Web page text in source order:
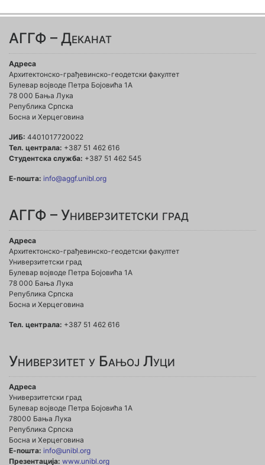
АГГФ – Деканат
Адреса
Архитектонско-грађевинско-геодетски факултет
Булевар војводе Петра Бојовића 1A
78 000 Бања Лука
Република Српска
Босна и Херцеговина
ЈИБ: 4401017720022
Тел. централа: +387 51 462 616
Студентска служба: +387 51 462 545
Е-пошта: info@aggf.unibl.org
АГГФ – Универзитетски град
Адреса
Архитектонско-грађевинско-геодетски факултет
Универзитетски град
Булевар војводе Петра Бојовића 1A
78 000 Бања Лука
Република Српска
Босна и Херцеговина
Тел. централа: +387 51 462 616
Универзитет у Бањој Луци
Адреса
Универзитетски град
Булевар војводе Петра Бојовића 1А
78000 Бања Лука
Република Српска
Босна и Херцеговина
Е-пошта: info@unibl.org
Презентација: www.unibl.org